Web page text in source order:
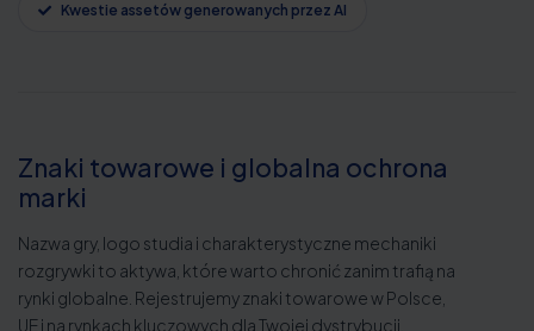
Kwestie assetów generowanych przez AI
Znaki towarowe i globalna ochrona
marki
Nazwa gry, logo studia i charakterystyczne mechaniki
rozgrywki to aktywa, które warto chronić zanim trafią na
rynki globalne. Rejestrujemy znaki towarowe w Polsce,
UE i na rynkach kluczowych dla Twojej dystrybucji,